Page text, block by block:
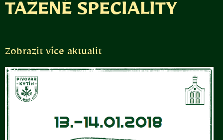
TAŽENÉ SPECIALITY
Zobrazit více aktualit